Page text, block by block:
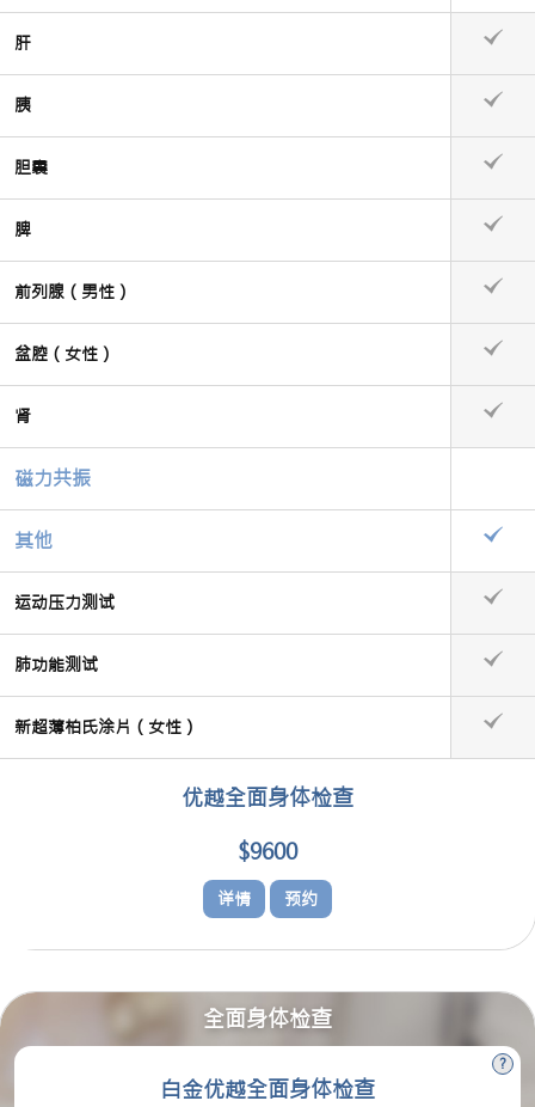
肝
胰
胆囊
脾
前列腺（男性）
盆腔（女性）
肾
磁力共振
其他
运动压力测试
肺功能测试
新超薄柏氏涂片（女性）
优越全面身体检查
$9600
详情 预约
全面身体检查
白金优越全面身体检查